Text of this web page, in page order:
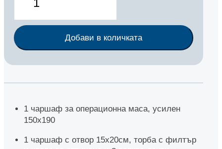
Добави в количката
1 чаршаф за операционна маса, усилен
150х190
1 чаршаф с отвор 15х20см, торба с филтър